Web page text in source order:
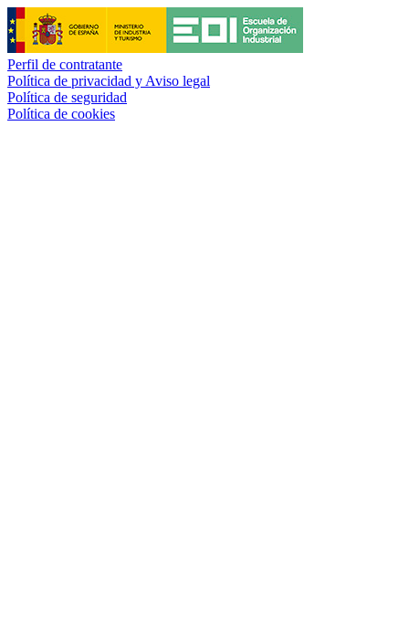
Perfil de contratante
Política de privacidad y Aviso legal
Política de seguridad
Política de cookies